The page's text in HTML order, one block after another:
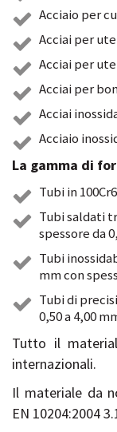
Acciaio per
Acciai per
Acciai per
Acciai per
Acciai
Acciaio
La gamma di
Tubi in
Tubi saldati
spessore da
Tubi
mm con
Tubi di
0,50 a 4,00
Tutto il
internazionali.
Il materiale da
EN 10204:2004